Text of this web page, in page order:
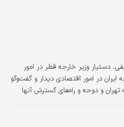
توافق همچون سابق در جریان است.
دستیار وزیر خارجه قطر در امور
در امور اقتصادی دیدار و گفت‌‌‌وگو
و دوحه و راه‌‌‌های گسترش آنها
و آخرین تحولات احیای توافق